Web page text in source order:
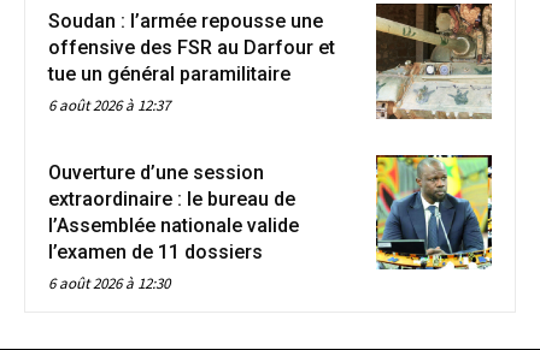
Soudan : l’armée repousse une
offensive des FSR au Darfour et
tue un général paramilitaire
6 août 2026 à 12:37
Ouverture d’une session
extraordinaire : le bureau de
l’Assemblée nationale valide
l’examen de 11 dossiers
6 août 2026 à 12:30